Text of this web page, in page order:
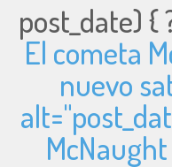
post_date) {
El cometa
nuevo
alt="